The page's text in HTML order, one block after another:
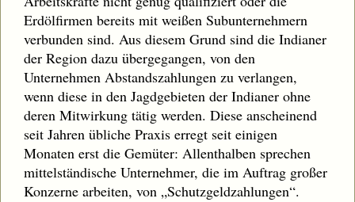
Erdölfirmen bereits mit weißen Subunternehmern
verbunden sind. Aus diesem Grund sind die Indianer
der Region dazu übergegangen, von den
Unternehmen Abstandszahlungen zu verlangen,
wenn diese in den Jagdgebieten der Indianer ohne
deren Mitwirkung tätig werden. Diese anscheinend
seit Jahren übliche Praxis erregt seit einigen
Monaten erst die Gemüter: Allenthalben sprechen
mittelständische Unternehmer, die im Auftrag großer
Konzerne arbeiten, von „Schutzgeldzahlungen“.